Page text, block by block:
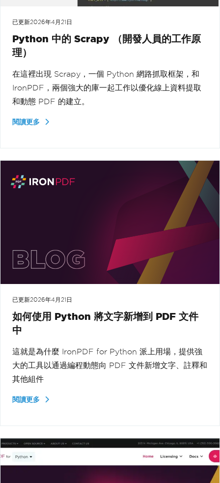
已更新2026年4月21日
Python 中的 Scrapy （開發人員的工作原
理）
在這裡出現 Scrapy，一個 Python 網路抓取框架，和
IronPDF，兩個強大的庫一起工作以優化線上資料提取
和動態 PDF 的建立。
閱讀更多
已更新2026年4月21日
如何使用 Python 將文字新增到 PDF 文件
中
這就是為什麼 IronPDF for Python 派上用場，提供強
大的工具以通過編程動態向 PDF 文件新增文字、註釋和
其他組件
閱讀更多